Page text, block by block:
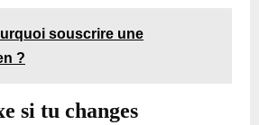
souscrire une
?
si tu changes